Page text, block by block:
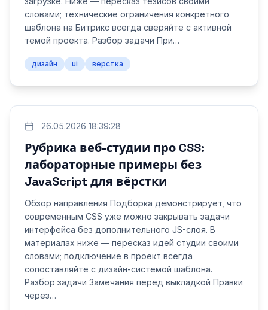
словами; технические ограничения конкретного
шаблона на Битрикс всегда сверяйте с активной
темой проекта. Разбор задачи При…
дизайн ui верстка
26.05.2026 18:39:28
Рубрика веб-студии про CSS:
лабораторные примеры без
JavaScript для вёрстки
Обзор направления Подборка демонстрирует, что
современным CSS уже можно закрывать задачи
интерфейса без дополнительного JS-слоя. В
материалах ниже — пересказ идей студии своими
словами; подключение в проект всегда
сопоставляйте с дизайн-системой шаблона.
Разбор задачи Замечания перед выкладкой Правки
через…